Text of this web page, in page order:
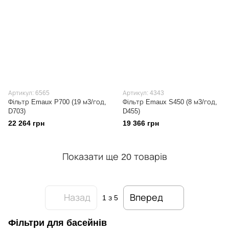
Артикул: 6565
Фільтр Emaux P700 (19 м3/год,
D703)
22 264 грн
Артикул: 4343
Фільтр Emaux S450 (8 м3/год,
D455)
19 366 грн
Показати ще 20 товарів
Назад 1 з 5 Вперед
Фільтри для басейнів